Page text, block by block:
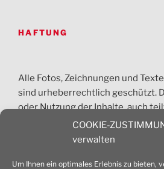
COOKIE-
verwalten
Um Ihnen ein optimales Erlebnis zu bieten,
HAFTUNG
Alle Fotos, Zeichnungen und
sind urheberrechtlich geschützt.
oder Nutzung der Inhalte, auch
vorherigen Absprache. Jede
honorarpflichtig und nur nach